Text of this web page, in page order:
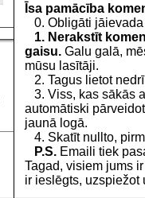
Īsa pamācība
0. Obligāti jāievada
1. Nerakstīt
gaisu. Galu galā,
mūsu lasītāji.
2. Tagus lietot
3. Viss, kas sākās
automātiski
jaunā logā.
4. Skatīt nullto,
P.S. Emaili tiek
Tagad, visiem jums
ir ieslēgts, uzspiežot